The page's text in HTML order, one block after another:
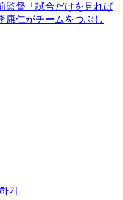
監督「試合だけを見れば
仁がチームをつぶし
기